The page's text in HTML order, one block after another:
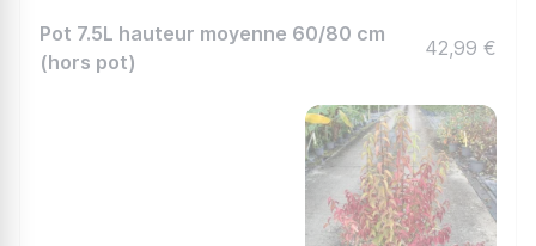
Pot 7.5L hauteur moyenne 60/80 cm
(hors pot)
42,99 €